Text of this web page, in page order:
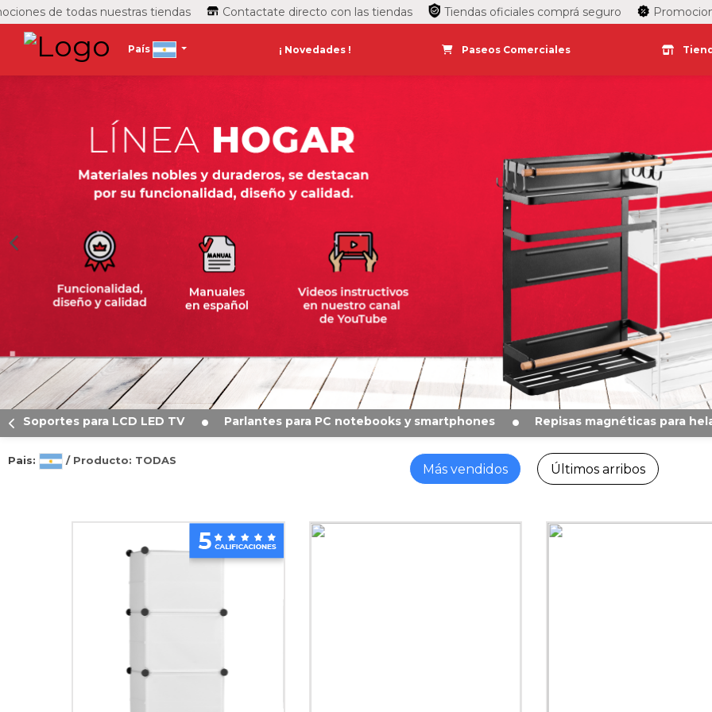
de todas nuestras tiendas Contactate directo con las tiendas Tiendas oficiales comprá seguro Promociones de
País ¡ Novedades ! Paseos Comerciales
Soportes para LCD LED TV Parlantes para PC notebooks y smartphones Repisas magnéticas para
Pais: / Producto: TODAS
Más vendidos Últimos arribos